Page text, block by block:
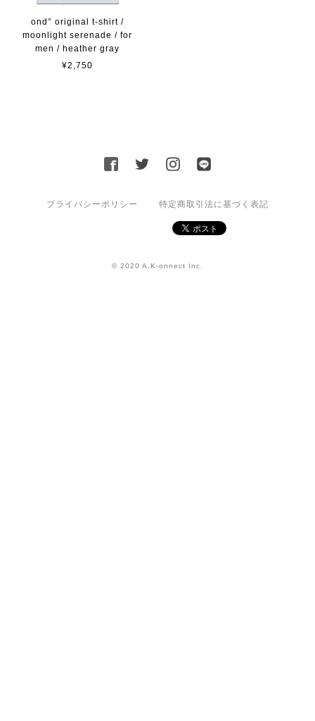
ond° original t-shirt /
moonlight serenade / for
men / heather gray
¥2,750
プライバシーポリシー 特定商取引法に基づく表記
© 2020 A.K-onnect Inc.